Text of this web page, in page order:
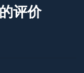
评价